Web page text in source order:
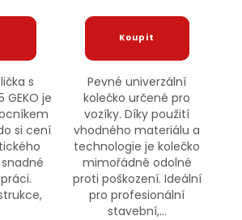
s
GEKO je
si cení
Pevné univerzální
kolečko určené pro
vozíky. Díky použití
vhodného materiálu a
technologie je kolečko
mimořádně odolné
proti poškození. Ideální
pro profesionální
stavební,...